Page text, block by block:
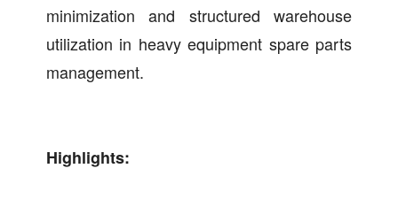
minimization and structured warehouse
utilization in heavy equipment spare parts
management.
Highlights: